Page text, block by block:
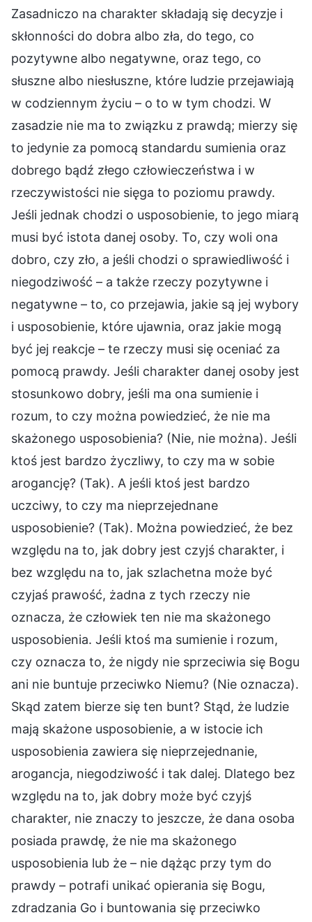
Zasadniczo na charakter składają się decyzje i
skłonności do dobra albo zła, do tego, co
pozytywne albo negatywne, oraz tego, co
słuszne albo niesłuszne, które ludzie przejawiają
w codziennym życiu – o to w tym chodzi. W
zasadzie nie ma to związku z prawdą; mierzy się
to jedynie za pomocą standardu sumienia oraz
dobrego bądź złego człowieczeństwa i w
rzeczywistości nie sięga to poziomu prawdy.
Jeśli jednak chodzi o usposobienie, to jego miarą
musi być istota danej osoby. To, czy woli ona
dobro, czy zło, a jeśli chodzi o sprawiedliwość i
niegodziwość – a także rzeczy pozytywne i
negatywne – to, co przejawia, jakie są jej wybory
i usposobienie, które ujawnia, oraz jakie mogą
być jej reakcje – te rzeczy musi się oceniać za
pomocą prawdy. Jeśli charakter danej osoby jest
stosunkowo dobry, jeśli ma ona sumienie i
rozum, to czy można powiedzieć, że nie ma
skażonego usposobienia? (Nie, nie można). Jeśli
ktoś jest bardzo życzliwy, to czy ma w sobie
arogancję? (Tak). A jeśli ktoś jest bardzo
uczciwy, to czy ma nieprzejednane
usposobienie? (Tak). Można powiedzieć, że bez
względu na to, jak dobry jest czyjś charakter, i
bez względu na to, jak szlachetna może być
czyjaś prawość, żadna z tych rzeczy nie
oznacza, że człowiek ten nie ma skażonego
usposobienia. Jeśli ktoś ma sumienie i rozum,
czy oznacza to, że nigdy nie sprzeciwia się Bogu
ani nie buntuje przeciwko Niemu? (Nie oznacza).
Skąd zatem bierze się ten bunt? Stąd, że ludzie
mają skażone usposobienie, a w istocie ich
usposobienia zawiera się nieprzejednanie,
arogancja, niegodziwość i tak dalej. Dlatego bez
względu na to, jak dobry może być czyjś
charakter, nie znaczy to jeszcze, że dana osoba
posiada prawdę, że nie ma skażonego
usposobienia lub że – nie dążąc przy tym do
prawdy – potrafi unikać opierania się Bogu,
zdradzania Go i buntowania się przeciwko